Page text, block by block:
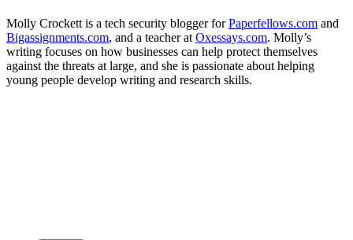
Molly Crockett is a tech security blogger forPaperfellows.com and
Bigassignments.com, and a teacher at Oxessays.com. Molly’s
writing focuses on how businesses can help protect themselves
against the threats at large, and she is passionate about helping
young people develop writing and research skills.